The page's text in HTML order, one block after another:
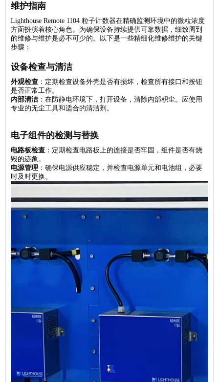
维护指南
Lighthouse Remote 1104 粒子计数器在精确监测环境中的微粒浓度
方面扮演着核心角色。为确保设备持续提供可靠数据，细致周到
的维修与维护是必不可少的。以下是一些精细化维修维护的关键
步骤：
设备检查与清洁
外观检查 ：定期检查设备外壳是否有损坏，检查所有接口和按钮
是否正常工作。
内部清洁 ：在防静电环境下，打开设备，清除内部积尘。应使用
专业的无尘工具和适合的清洁剂。
电子组件的检测与替换
电路板检查 ：定期检查电路板上的连接是否牢固，组件是否有烧
毁的迹象。
电源管理 ：确保电源供应稳定，并检查电源单元和电池组，必要
时及时更换。